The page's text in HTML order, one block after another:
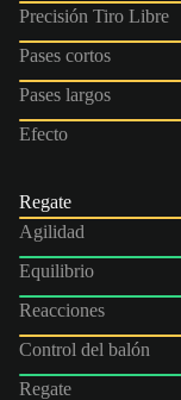
Precisión Tiro Libre
Pases cortos
Pases largos
Efecto
Regate
Agilidad
Equilibrio
Reacciones
Control del balón
Regate